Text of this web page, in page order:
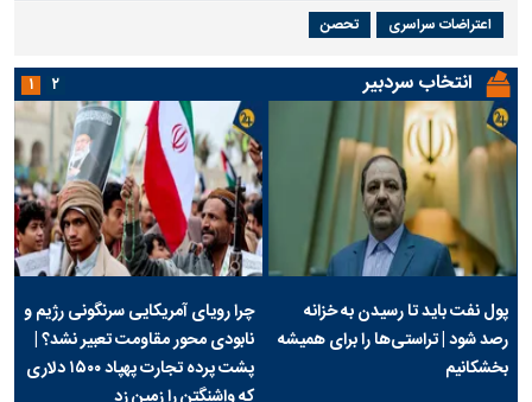
اعتراضات سراسری تحصن
انتخاب سردبیر
پول نفت باید تا رسیدن به خزانه
رصد شود | تراستی‌ها را برای همیشه
بخشکانیم
چرا رویای آمریکایی سرنگونی رژیم و
نابودی محور مقاومت تعبیر نشد؟ |
پشت پرده تجارت پهپاد‌ ۱۵۰۰ دلاری
۱ ۲